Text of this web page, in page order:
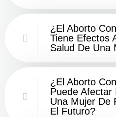
¿El Aborto
Tiene Efectos
Salud De Una
¿El Aborto
Puede Afectar
Una Mujer De
El Futuro?